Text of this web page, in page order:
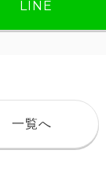
LINE
一覧へ